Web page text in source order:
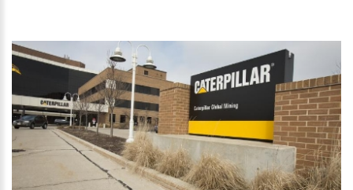
сгорания не мертв” , говорит главный технический директор
Delphi Tecnologies - Мэри Густански Delphi соглашается с отр...